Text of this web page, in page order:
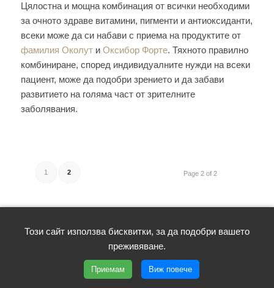
Цялостна и мощна комбинация от всички необходими
за очното здраве витамини, пигменти и антиоксиданти,
всеки може да си набави с приема на продуктите от
фамилия Околути Оксибор Форте. Тяхното правилно
комбиниране, според индивидуалните нужди на всеки
пациент, може да подобри зрението и да забави
развитието на голяма част от зрителните
заболявания.
Page 2 of 2
1 2
Този сайт използва бисквитки, за да подобри вашето
преживяване.
Приемам Виж повече